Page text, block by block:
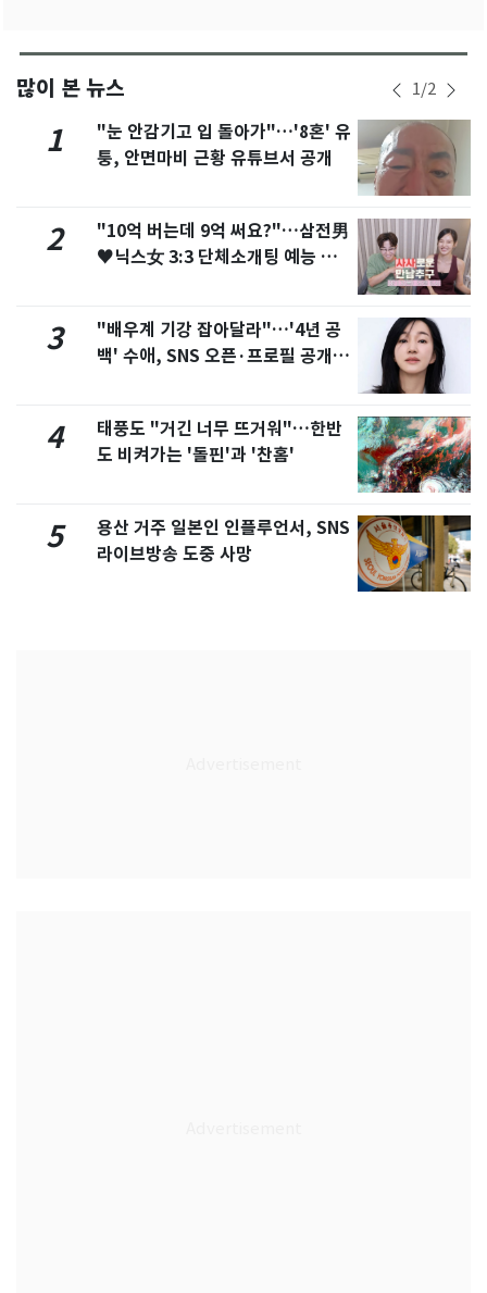
많이 본 뉴스 1/2
1
"눈 안감기고 입 돌아가"…'8혼' 유
퉁, 안면마비 근황 유튜브서 공개
2
"10억 버는데 9억 써요?"…삼전男
♥닉스女 3:3 단체소개팅 예능 화
3
"배우계 기강 잡아달라"…'4년 공
백' 수애, SNS 오픈·프로필 공개
4
태풍도 "거긴 너무 뜨거워"…한반
도 비켜가는 '돌핀'과 '찬홈'
5
용산 거주 일본인 인플루언서, SNS
라이브방송 도중 사망